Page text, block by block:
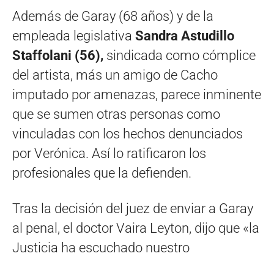
Además de Garay (68 años) y de la
empleada legislativa Sandra Astudillo
Staffolani (56), sindicada como cómplice
del artista, más un amigo de Cacho
imputado por amenazas, parece inminente
que se sumen otras personas como
vinculadas con los hechos denunciados
por Verónica. Así lo ratificaron los
profesionales que la defienden.
Tras la decisión del juez de enviar a Garay
al penal, el doctor Vaira Leyton, dijo que «la
Justicia ha escuchado nuestro